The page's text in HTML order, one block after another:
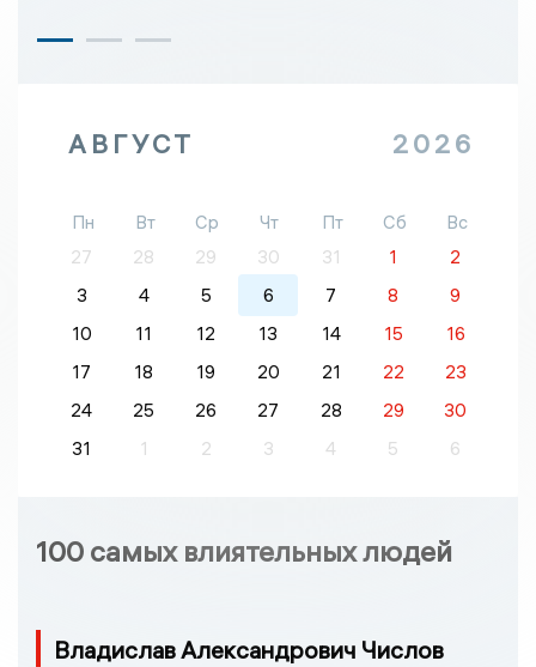
АВГУСТ 2026
Пн Вт Ср Чт Пт Сб
Вс
27
28 29 30 31 1
2
3
4 5 6 7 8
9
10
11 12 13 14 15
16
17
18 19 20 21 22
23
24
25 26 27 28 29
30
31
1 2 3 4 5 6
100 самых влиятельных людей
Владислав Александрович Числов